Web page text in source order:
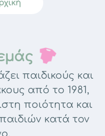
παιδικούς και
από το 1981,
ποιότητα και
κατά τον